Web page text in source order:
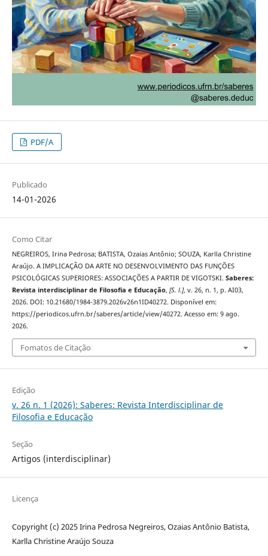
PDF/A
Publicado
14-01-2026
Como Citar
NEGREIROS, Irina Pedrosa; BATISTA, Ozaias Antônio; SOUZA, Karlla Christine
Araújo. A IMPLICAÇÃO DA ARTE NO DESENVOLVIMENTO DAS FUNÇÕES
PSICOLÓGICAS SUPERIORES: ASSOCIAÇÕES A PARTIR DE VIGOTSKI. Saberes:
Revista interdisciplinar de Filosofia e Educação, [S. l.], v. 26, n. 1, p. AI03,
2026. DOI: 10.21680/1984-3879.2026v26n1ID40272. Disponível em:
https://periodicos.ufrn.br/saberes/article/view/40272. Acesso em: 9 ago.
2026.
Fomatos de Citação
Edição
v. 26 n. 1 (2026): Saberes: Revista Interdisciplinar de
Filosofia e Educação
Seção
Artigos (interdisciplinar)
Licença
Copyright (c) 2025 Irina Pedrosa Negreiros, Ozaias Antônio Batista,
Karlla Christine Araújo Souza